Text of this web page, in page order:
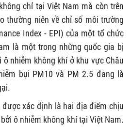
chỉ tại Việt Nam mà còn trên
thường niên về chỉ số môi trường
Index - EPI) của một tổ chức
là một trong những quốc gia bị
nhiễm không khí ở khu vực Châu
bụi PM10 và PM 2.5 đang là
được xác định là hai địa điểm chịu
ô nhiễm không khí tại Việt Nam.